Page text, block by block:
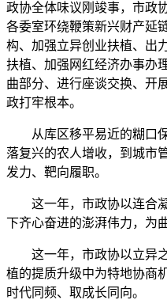
政协全体味议刚竣事，市政
各委室环绕鞭策新兴财产延
构、加强立异创业扶植、出
扶植、加强网红经济办事办
曲部分、进行座谈交换、开
政打牢根本。
从库区移平易近的糊口保
落复兴的农人增收，到城市
发力、靶向履职。
这一年，市政协以连合凝
下齐心奋进的澎湃伟力，为
这一年，市政协以立异之
植的提质升级中为特地协商
时代同频、取成长同向。